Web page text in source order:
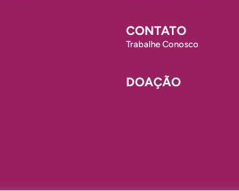
CONTATO
Trabalhe Conosco
DOAÇÃO